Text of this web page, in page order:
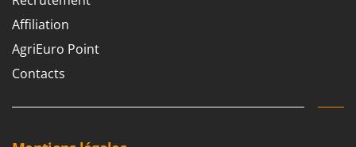
Stanley
Stiga
Stocker
Sunseeker
T
Affiliation
AgriEuro Point
Contacts